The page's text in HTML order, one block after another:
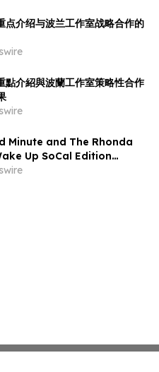
介绍与波兰工作室战略合作的
介紹與波蘭工作室策略性合作
Minute and The Rhonda
Up SoCal Edition
Marie Diamond and